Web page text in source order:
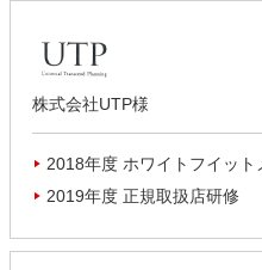
株式会社UTP様
2018年度 ホワイトフイッ
2019年度 正規取扱店研修